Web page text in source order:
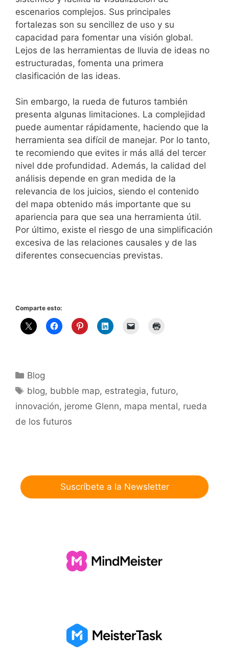
escenarios complejos. Sus principales
fortalezas son su sencillez de uso y su
capacidad para fomentar una visión global.
Lejos de las herramientas de lluvia de ideas no
estructuradas, fomenta una primera
clasificación de las ideas.
Sin embargo, la rueda de futuros también
presenta algunas limitaciones. La complejidad
puede aumentar rápidamente, haciendo que la
herramienta sea difícil de manejar. Por lo tanto,
te recomiendo que evites ir más allá del tercer
nivel dde profundidad. Además, la calidad del
análisis depende en gran medida de la
relevancia de los juicios, siendo el contenido
del mapa obtenido más importante que su
apariencia para que sea una herramienta útil.
Por último, existe el riesgo de una simplificación
excesiva de las relaciones causales y de las
diferentes consecuencias previstas.
Comparte esto:
Categorías
Blog
Etiquetas
blog, bubble map, estrategia,futuro,
innovación, jerome Glenn, mapa mental, rueda
de los futuros
Suscríbete a la Newsletter